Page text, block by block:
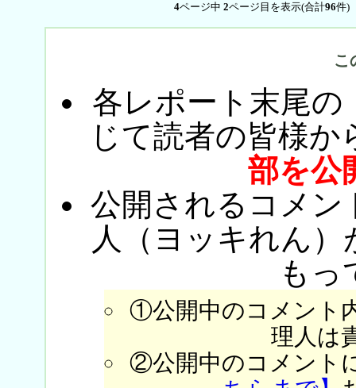
4ページ中 2ページ目を表示(合計96件)
こ
各レポート末尾の
じて読者の皆様か
部を公
公開されるコメン
人（ヨッキれん
もっ
①公開中のコメント
理人は
②公開中のコメント